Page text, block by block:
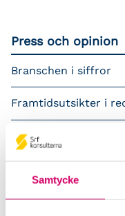
Samtycke
Press och opinion
Branschen i siffror
Framtidsutsikter i
Prenumerera på
Påverkansarbete